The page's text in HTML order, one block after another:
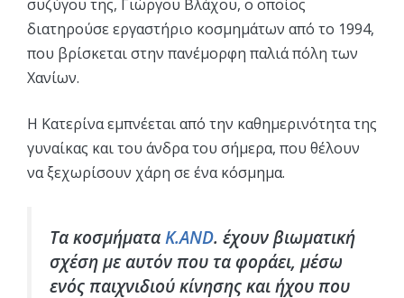
συζύγου της, Γιώργου Βλάχου, ο οποίος
διατηρούσε εργαστήριο κοσμημάτων από το 1994,
που βρίσκεται στην πανέμορφη παλιά πόλη των
Χανίων.
Η Κατερίνα εμπνέεται από την καθημερινότητα της
γυναίκας και του άνδρα του σήμερα, που θέλουν
να ξεχωρίσουν χάρη σε ένα κόσμημα.
Τα κοσμήματαK.AND. έχουν βιωματική
σχέση με αυτόν που τα φοράει, μέσω
ενός παιχνιδιού κίνησης και ήχου που